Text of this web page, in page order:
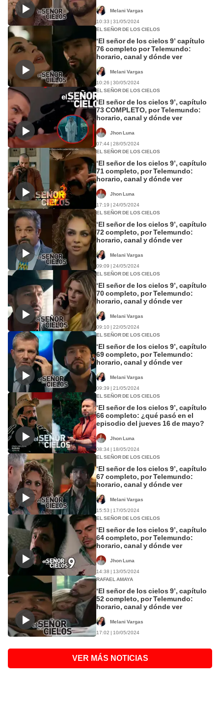
Melani Vargas
10:33 | 31/05/2024
EL SEÑOR DE LOS CIELOS
‘El señor de los cielos 9’ capítulo
76 completo por Telemundo:
horario, canal y dónde ver
Melani Vargas
10:26 | 30/05/2024
EL SEÑOR DE LOS CIELOS
‘El señor de los cielos 9’, capítulo
73 COMPLETO, por Telemundo:
horario, canal y dónde ver
Jhon Luna
07:44 | 28/05/2024
EL SEÑOR DE LOS CIELOS
‘El señor de los cielos 9’, capítulo
71 completo, por Telemundo:
horario, canal y dónde ver
Jhon Luna
17:19 | 24/05/2024
EL SEÑOR DE LOS CIELOS
‘El señor de los cielos 9’, capítulo
72 completo, por Telemundo:
horario, canal y dónde ver
Melani Vargas
09:09 | 24/05/2024
EL SEÑOR DE LOS CIELOS
‘El señor de los cielos 9’, capítulo
70 completo, por Telemundo:
horario, canal y dónde ver
Melani Vargas
09:10 | 22/05/2024
EL SEÑOR DE LOS CIELOS
‘El señor de los cielos 9’, capítulo
69 completo, por Telemundo:
horario, canal y dónde ver
Melani Vargas
09:39 | 21/05/2024
EL SEÑOR DE LOS CIELOS
‘El señor de los cielos 9’, capítulo
66 completo: ¿qué pasó en el
episodio del jueves 16 de mayo?
Jhon Luna
08:34 | 18/05/2024
EL SEÑOR DE LOS CIELOS
‘El señor de los cielos 9’, capítulo
67 completo, por Telemundo:
horario, canal y dónde ver
Melani Vargas
15:53 | 17/05/2024
EL SEÑOR DE LOS CIELOS
‘El señor de los cielos 9’, capítulo
64 completo, por Telemundo:
horario, canal y dónde ver
Jhon Luna
14:38 | 13/05/2024
RAFAEL AMAYA
‘El señor de los cielos 9’, capítulo
52 completo, por Telemundo:
horario, canal y dónde ver
Melani Vargas
17:02 | 10/05/2024
VER MÁS NOTICIAS